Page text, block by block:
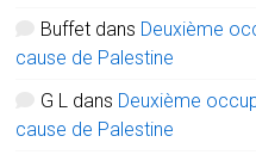
Buffet dans Deuxième
cause de Palestine
G L dans Deuxième
cause de Palestine